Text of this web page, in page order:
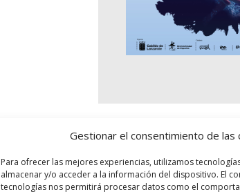
Gestionar el consentimiento de las
Para ofrecer las mejores experiencias, utilizamos
almacenar y/o acceder a la información del dispositivo. El
tecnologías nos permitirá procesar datos como el
logo SID